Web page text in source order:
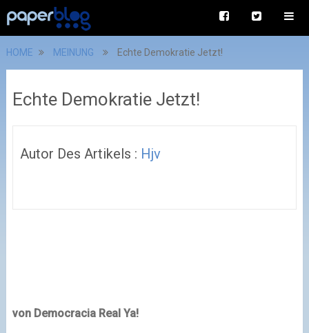
HOME MEINUNG Echte Demokratie Jetzt!
Echte Demokratie Jetzt!
Autor Des Artikels : Hjv
von Democracia Real Ya!